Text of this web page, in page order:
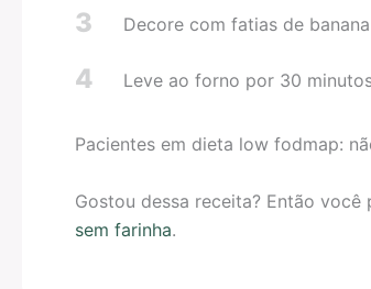
3 Decore com fatias de
4 Leve ao forno por 30
Pacientes em dieta low fodmap:
Gostou dessa receita? Então
sem farinha.